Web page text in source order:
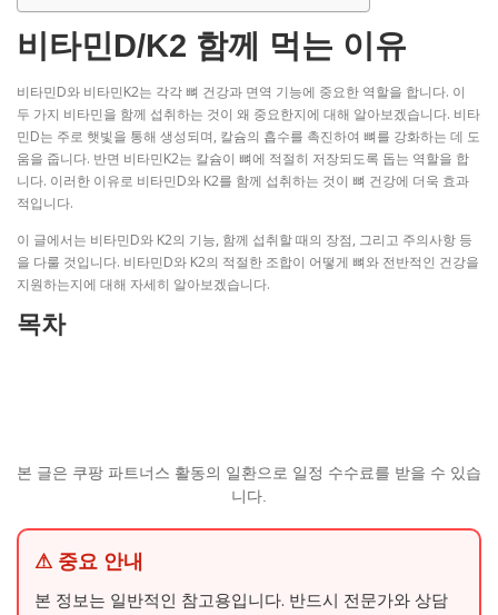
비타민D/K2 함께 먹는 이유
비타민D와 비타민K2는 각각 뼈 건강과 면역 기능에 중요한 역할을 합니다. 이
두 가지 비타민을 함께 섭취하는 것이 왜 중요한지에 대해 알아보겠습니다. 비타
민D는 주로 햇빛을 통해 생성되며, 칼슘의 흡수를 촉진하여 뼈를 강화하는 데 도
움을 줍니다. 반면 비타민K2는 칼슘이 뼈에 적절히 저장되도록 돕는 역할을 합
니다. 이러한 이유로 비타민D와 K2를 함께 섭취하는 것이 뼈 건강에 더욱 효과
적입니다.
이 글에서는 비타민D와 K2의 기능, 함께 섭취할 때의 장점, 그리고 주의사항 등
을 다룰 것입니다. 비타민D와 K2의 적절한 조합이 어떻게 뼈와 전반적인 건강을
지원하는지에 대해 자세히 알아보겠습니다.
목차
본 글은 쿠팡 파트너스 활동의 일환으로 일정 수수료를 받을 수 있습
니다.
⚠ 중요 안내
본 정보는 일반적인 참고용입니다. 반드시 전문가와 상담